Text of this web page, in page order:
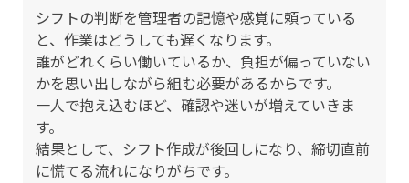
シフトの判断を管理者の記憶や感覚に頼っている
と、作業はどうしても遅くなります。
誰がどれくらい働いているか、負担が偏っていない
かを思い出しながら組む必要があるからです。
一人で抱え込むほど、確認や迷いが増えていきま
す。
結果として、シフト作成が後回しになり、締切直前
に慌てる流れになりがちです。